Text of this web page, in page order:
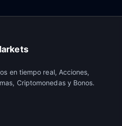
en tiempo real, Acciones,
Criptomonedas y Bonos.